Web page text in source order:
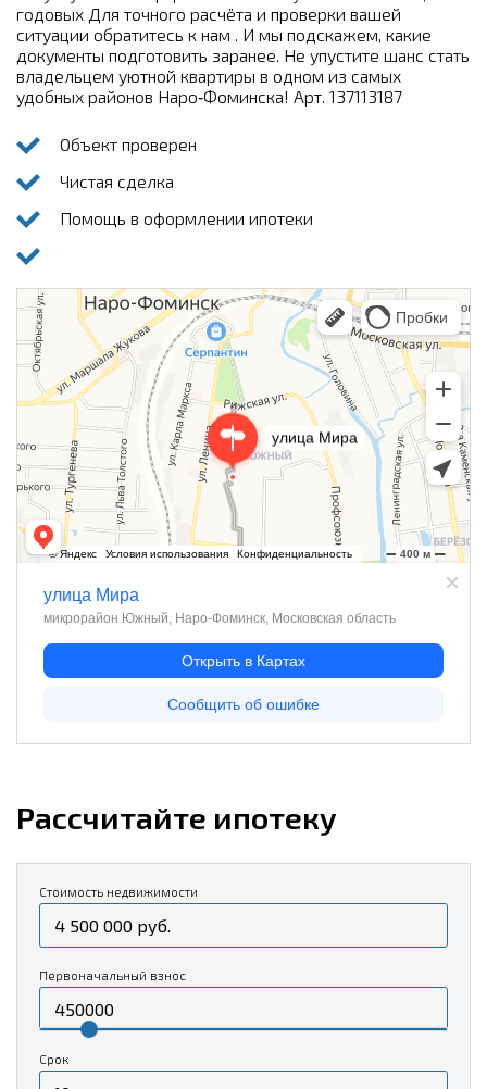
годовых Для точного расчёта и проверки вашей
ситуации обратитесь к нам . И мы подскажем, какие
документы подготовить заранее. Не упустите шанс стать
владельцем уютной квартиры в одном из самых
удобных районов Наро‑Фоминска! Арт. 137113187
Объект проверен
Чистая сделка
Помощь в оформлении ипотеки
Рассчитайте ипотеку
Стоимость недвижимости
Первоначальный взнос
Срок